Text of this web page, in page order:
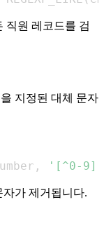
직원 레코드를 검
지정된 대체 문자
, '[^0-9]'
가 제거됩니다.